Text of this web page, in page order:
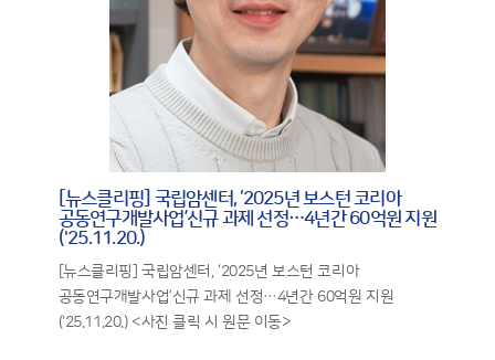
[뉴스클리핑] 국립암센터, ‘2025년 보스턴 코리아
공동연구개발사업’신규 과제 선정…4년간 60억원 지원
('25.11.20.)
[뉴스클리핑] 국립암센터, ‘2025년 보스턴 코리아
공동연구개발사업’신규 과제 선정…4년간 60억원 지원
('25.11.20.) <사진 클릭 시 원문 이동>